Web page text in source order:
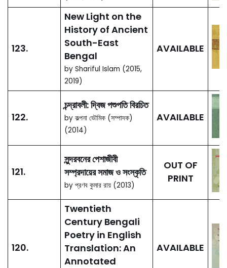
Idealized Islamic
Past: Imams’
Authority in
Bangladesh
by Manun Al Mostofa
(2018)
Bangladesh
by Nazrul Islam (Chief
Editor) (2017)
128.
বাংলাদেশ জাতীয় অ্যাটলাস
by নজরুল ইসলাম (প্রধান
সম্পাদক) (2017)
AVAILABLE